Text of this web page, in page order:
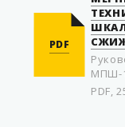
PDF
МПШ-
PDF,